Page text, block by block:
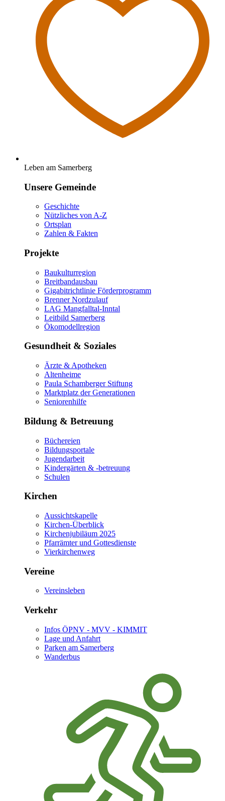
Leben am Samerberg
Unsere Gemeinde
Geschichte
Nützliches von A-Z
Ortsplan
Zahlen & Fakten
Projekte
Baukulturregion
Breitbandausbau
Gigabitrichtlinie Förderprogramm
Brenner Nordzulauf
LAG Mangfalltal-Inntal
Leitbild Samerberg
Ökomodellregion
Gesundheit & Soziales
Ärzte & Apotheken
Altenheime
Paula Schamberger Stiftung
Marktplatz der Generationen
Seniorenhilfe
Bildung & Betreuung
Büchereien
Bildungsportale
Jugendarbeit
Kindergärten & -betreuung
Schulen
Kirchen
Aussichtskapelle
Kirchen-Überblick
Kirchenjubiläum 2025
Pfarrämter und Gottesdienste
Vierkirchenweg
Vereine
Vereinsleben
Verkehr
Infos ÖPNV - MVV - KIMMIT
Lage und Anfahrt
Parken am Samerberg
Wanderbus